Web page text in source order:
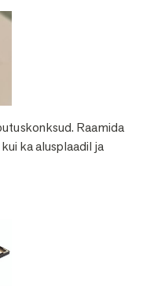
Raamida
ka alusplaadil ja